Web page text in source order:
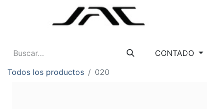
CONTADO
Todos los productos
020